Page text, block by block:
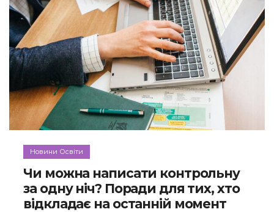
Новини Освіти
Чи можна написати контрольну
за одну ніч? Поради для тих, хто
відкладає на останній момент